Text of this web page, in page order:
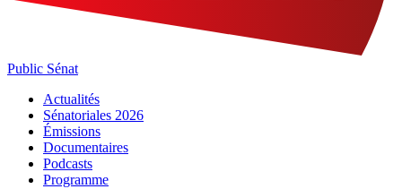
Public Sénat
Actualités
Sénatoriales 2026
Émissions
Documentaires
Podcasts
Programme